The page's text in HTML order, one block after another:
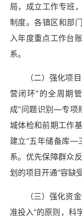
局，成立工作专班
制度。各镇区和部
入年度重点工作台
系。
（二）强化项
营闭环”的全周期
成“问题识别—专项
城体检和前期工作
建立“五年储备库—
系。优先保障群众
划的项目开通“容缺
（三）强化资
准投入”的原则，科